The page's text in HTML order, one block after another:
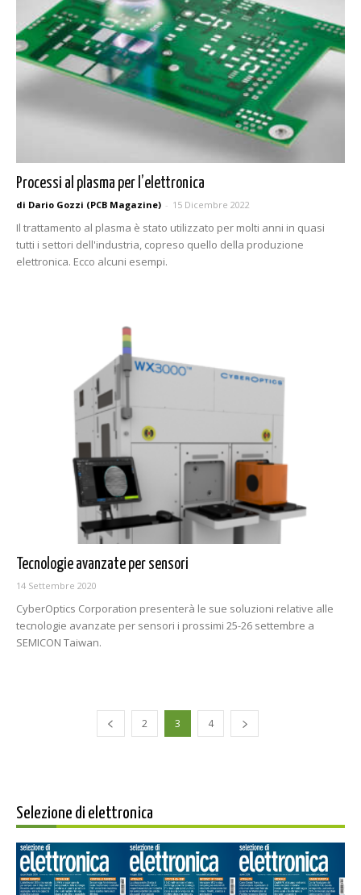
Processi al plasma per l’elettronica
di Dario Gozzi (PCB Magazine) - 15 Dicembre 2022
Il trattamento al plasma è stato utilizzato per molti anni in quasi
tutti i settori dell'industria, copreso quello della produzione
elettronica. Ecco alcuni esempi.
Tecnologie avanzate per sensori
14 Settembre 2020
CyberOptics Corporation presenterà le sue soluzioni relative alle
tecnologie avanzate per sensori i prossimi 25-26 settembre a
SEMICON Taiwan.
2 3 4
Selezione di elettronica